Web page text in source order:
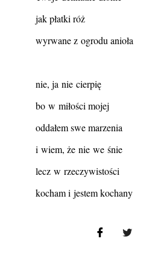
jak płatki róż
wyrwane z ogrodu anioła
nie, ja nie cierpię
bo w miłości mojej
oddałem swe marzenia
i wiem, że nie we śnie
lecz w rzeczywistości
kocham i jestem kochany